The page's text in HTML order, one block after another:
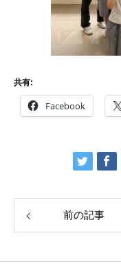
共有:
Facebook
前の記事